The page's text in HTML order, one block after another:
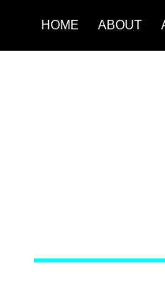
HOME ABOUT